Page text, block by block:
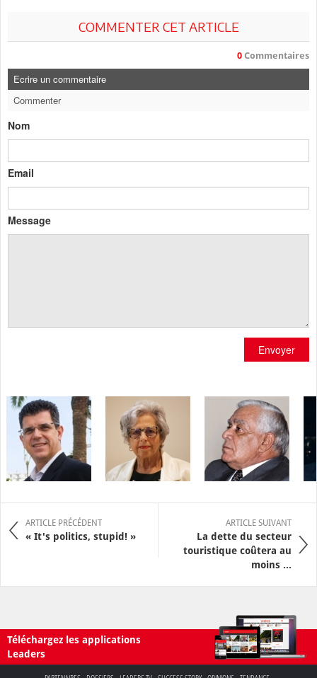
COMMENTER CET ARTICLE
0 Commentaires
Ecrire un commentaire
Commenter
Nom
Email
Message
Envoyer
ARTICLE PRÉCÉDENT
« It's politics, stupid! »
ARTICLE SUIVANT
La dette du secteur
touristique coûtera au
moins ...
Téléchargez les applications
Leaders